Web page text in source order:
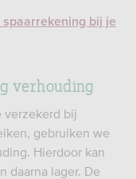
bij je
verhouding
verzekerd bij
gebruiken we
Hierdoor kan
daarna lager. De